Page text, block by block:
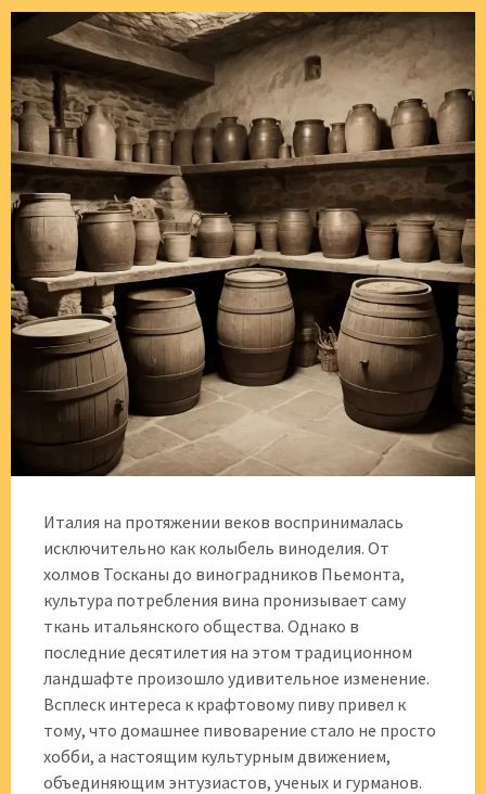
Италия на протяжении веков воспринималась
исключительно как колыбель виноделия. От
холмов Тосканы до виноградников Пьемонта,
культура потребления вина пронизывает саму
ткань итальянского общества. Однако в
последние десятилетия на этом традиционном
ландшафте произошло удивительное изменение.
Всплеск интереса к крафтовому пиву привел к
тому, что домашнее пивоварение стало не просто
хобби, а настоящим культурным движением,
объединяющим энтузиастов, ученых и гурманов.